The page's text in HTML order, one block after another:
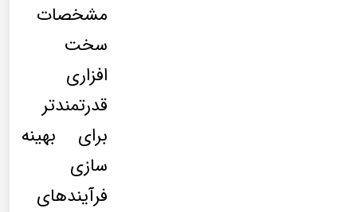
مشخصات
سخت
افزاری
قدرتمندتر
برای بهینه
سازی
فرآیندهای